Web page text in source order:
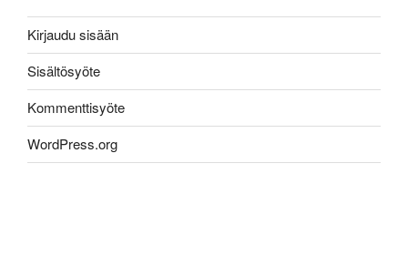
Kirjaudu sisään
Sisältösyöte
Kommenttisyöte
WordPress.org